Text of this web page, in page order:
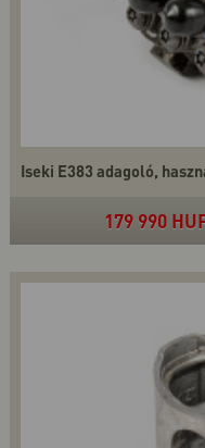
Iseki E383 adagoló,
179 990